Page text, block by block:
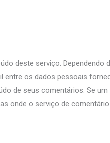
deste serviço. Dependendo
os dados pessoais
de seus comentários. Se
onde o serviço de